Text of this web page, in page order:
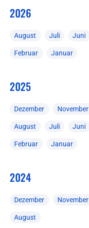
2026
August Juli Juni
Februar Januar
2025
Dezember November
August Juli Juni
Februar Januar
2024
Dezember November
August